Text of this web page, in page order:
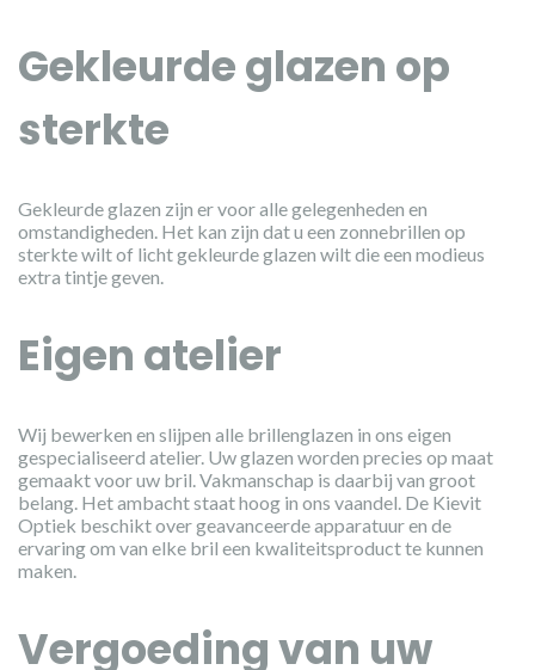
Gekleurde glazen op
sterkte
Gekleurde glazen zijn er voor alle gelegenheden en
omstandigheden. Het kan zijn dat u een zonnebrillen op
sterkte wilt of licht gekleurde glazen wilt die een modieus
extra tintje geven.
Eigen atelier
Wij bewerken en slijpen alle brillenglazen in ons eigen
gespecialiseerd atelier. Uw glazen worden precies op maat
gemaakt voor uw bril. Vakmanschap is daarbij van groot
belang. Het ambacht staat hoog in ons vaandel. De Kievit
Optiek beschikt over geavanceerde apparatuur en de
ervaring om van elke bril een kwaliteitsproduct te kunnen
maken.
Vergoeding van uw